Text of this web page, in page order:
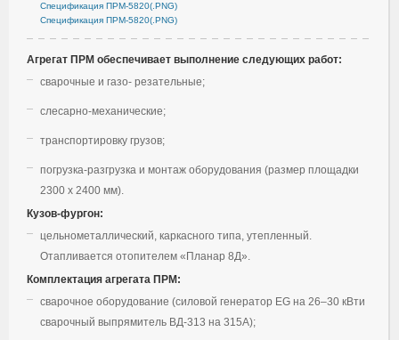
Спецификация ПРМ-5820(.PNG)
Спецификация ПРМ-5820(.PNG)
Агрегат ПРМ обеспечивает выполнение следующих работ:
cварочные и газо- резательные;
слесарно-механические;
транспортировку грузов;
погрузка-разгрузка и монтаж оборудования (размер площадки
2300 х 2400 мм).
Кузов-фургон:
цельнометаллический, каркасного типа, утепленный.
Отапливается отопителем «Планар 8Д».
Комплектация агрегата ПРМ:
сварочное оборудование (силовой генератор EG на 26–30 кВти
сварочный выпрямитель ВД-313 на 315А);